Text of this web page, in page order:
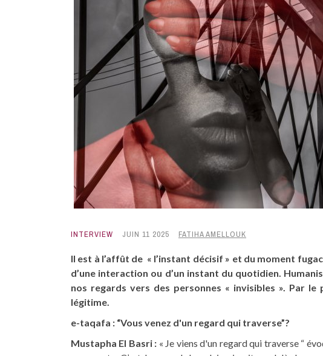
INTERVIEW JUIN 11 2025 FATIHA AMELLOUK
Il est à l’affût de « l’instant décisif » et du moment
d’une interaction ou d’un instant du quotidien.
nos regards vers des personnes « invisibles ». Par
légitime.
e-taqafa : “Vous venez d'un regard qui traverse”?
Mustapha El Basri : « Je viens d'un regard qui traverse “